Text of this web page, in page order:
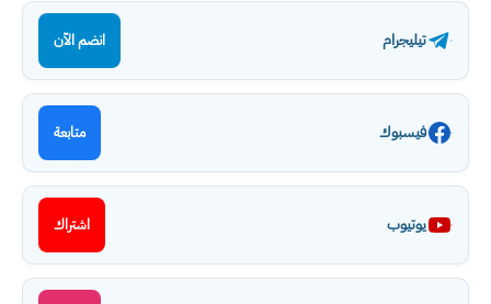
تيليجرام انضم الآن
فيسبوك متابعة
يوتيوب اشتراك